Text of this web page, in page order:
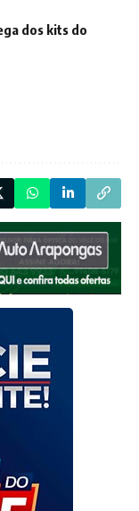
dos kits do